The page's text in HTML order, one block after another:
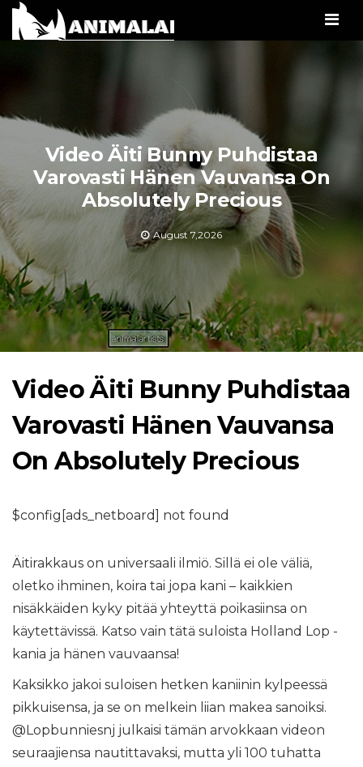
Video Äiti Bunny Puhdistaa
Varovasti Hänen Vauvansa On
Absolutely Precious
August 7,2026
Video Äiti Bunny Puhdistaa
Varovasti Hänen Vauvansa
On Absolutely Precious
$config[ads_netboard] not found
Äitirakkaus on universaali ilmiö. Sillä ei ole väliä,
oletko ihminen, koira tai jopa kani – kaikkien
nisäkkäiden kyky pitää yhteyttä poikasiinsa on
käytettävissä. Katso vain tätä suloista Holland Lop -
kania ja hänen vauvaansa!
Kaksikko jakoi suloisen hetken kaniinin kylpeessä
pikkuisensa, ja se on melkein liian makea sanoiksi.
@Lopbunniesnj julkaisi tämän arvokkaan videon
seuraajiensa nautittavaksi, mutta yli 100 tuhatta